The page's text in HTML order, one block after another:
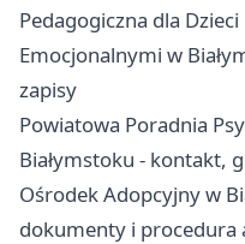
Pedagogiczna dla
Emocjonalnymi w
zapisy
Powiatowa Poradnia
Białymstoku - kontakt,
Ośrodek Adopcyjny w
dokumenty i procedura